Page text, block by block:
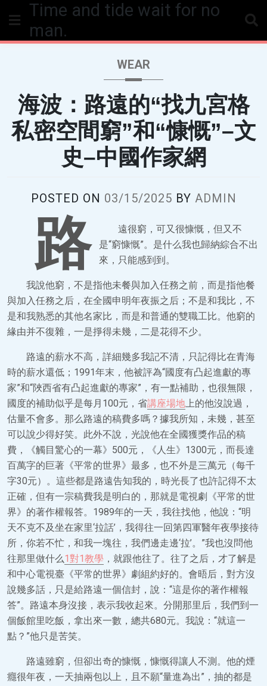
Time and tide wait for no
man.
WEAR
海波：路遠的“找九宮格
私密空間窮”和“慷慨”–文
史–中國作家網
POSTED ON 03/15/2025 BY ADMIN
路
遠很窮，可又很慷慨，但又不
是“窮慷慨”。是什么我也歸納綜合不出
來，只能感到到。
我說他窮，不是指他未餐與加入任務之前，而是指他餐
與加入任務之后，在全國申明年夜振之后；不是和我比，不
是和我熟悉的其他名家比，而是和普通的雙職工比。他窮的
緣由并不復雜，一是掙得未幾，二是花得不少。
路遠的薪水不高，詳細幾多我記不清，只記得比在青海
時的薪水還低；1991年末，他被評為“國度有凸起進獻的專
家”和“陜西省有凸起進獻的專家”，有一點補助，也很無限，
國度的補助似乎是每月100元，省講座場地上的他沒說過，
估量不會多。那么路遠的稿費多嗎？據我所知，未幾，甚至
可以說少得好笑。此外不說，光說他在全國獲獎作品的稿
費，《觸目驚心的一幕》500元，《人生》1300元，而長達
百萬字的巨著《平常的世界》最多，也不外是三萬元（每千
字30元）。這些都是路遠告知我的，時光長了也許記得不太
正確，但有一宗稿費我是明白的，那就是電視劇《平常的世
界》的著作權報答。1989年的一天，我往找他，他說：“明
天不克不及坐在家里‘拉話’，我得往一回第四軍醫年夜學接待
所，你若不忙，和我一塊往，我們邊走邊‘拉’。”我也沒問他
往那里做什么1對1教學 ，就跟他往了。往了之后，才了解是
和中心電視臺《平常的世界》劇組約好的。會晤后，對方沒
說幾多話，只是給路遠一個信封，說：“這是你的著作權報
答”。路遠本身沒接，表示我收起來。分開那里后，我們到一
個飯館里吃飯，拿出來一數，總共680元。我說：“就這一
點？”他只是苦笑。
路遠雖窮，但卻出奇的慷慨，慷慨得讓人不測。他的煙
癮很年夜，一天抽兩包以上，且不願“量進為出”，抽的都是